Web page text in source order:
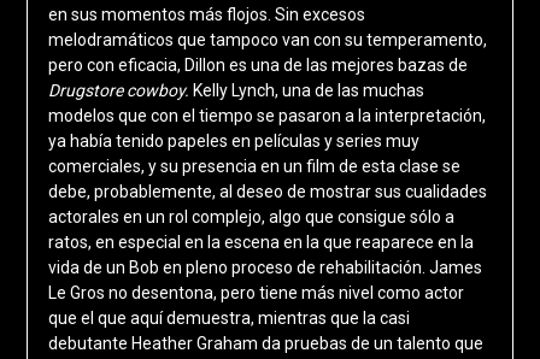
en sus momentos más flojos. Sin excesos
melodramáticos que tampoco van con su temperamento,
pero con eficacia, Dillon es una de las mejores bazas de
Drugstore cowboy. Kelly Lynch, una de las muchas
modelos que con el tiempo se pasaron a la interpretación,
ya había tenido papeles en películas y series muy
comerciales, y su presencia en un film de esta clase se
debe, probablemente, al deseo de mostrar sus cualidades
actorales en un rol complejo, algo que consigue sólo a
ratos, en especial en la escena en la que reaparece en la
vida de un Bob en pleno proceso de rehabilitación. James
Le Gros no desentona, pero tiene más nivel como actor
que el que aquí demuestra, mientras que la casi
debutante Heather Graham da pruebas de un talento que